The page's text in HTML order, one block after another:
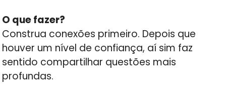
O que fazer?
Construa conexões primeiro. Depois que
houver um nível de confiança, aí sim faz
sentido compartilhar questões mais
profundas.